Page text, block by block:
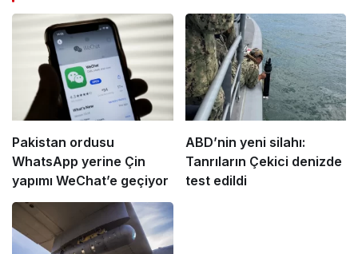
Pakistan ordusu
WhatsApp yerine Çin
yapımı WeChat’e geçiyor
ABD’nin yeni silahı:
Tanrıların Çekici denizde
test edildi